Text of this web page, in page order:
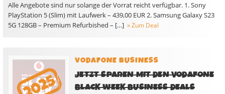
Alle Angebote sind nur solange der Vorrat reicht verfügbar. 1. Sony
PlayStation 5 (Slim) mit Laufwerk – 439,00 EUR 2. Samsung Galaxy S23
5G 128GB – Premium Refurbished – […] » Zum Deal
VODAFONE BUSINESS
JETZT SPAREN MIT DEN VODAFONE
BLACK WEEK BUSINESS DEALS